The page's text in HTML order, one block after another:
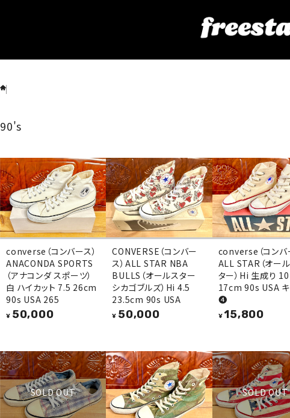
90's
converse（コンバース）
ANACONDA SPORTS
（アナコンダ スポーツ）
白 ハイカット 7.5 26cm
90s USA 265
¥ 50,000
CONVERSE（コンバー
ス）ALL STAR NBA
BULLS（オールスター
シカゴブルズ）Hi 4.5
23.5cm 90s USA
¥ 50,000
converse（コンバ
ALL STAR（オー
ター）Hi 生成り 10
17cm 90s USA
❹
¥ 15,800
SOLD OUT SOLD OUT